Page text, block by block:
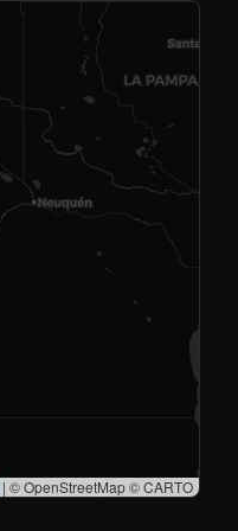
| © OpenStreetMap © CARTO